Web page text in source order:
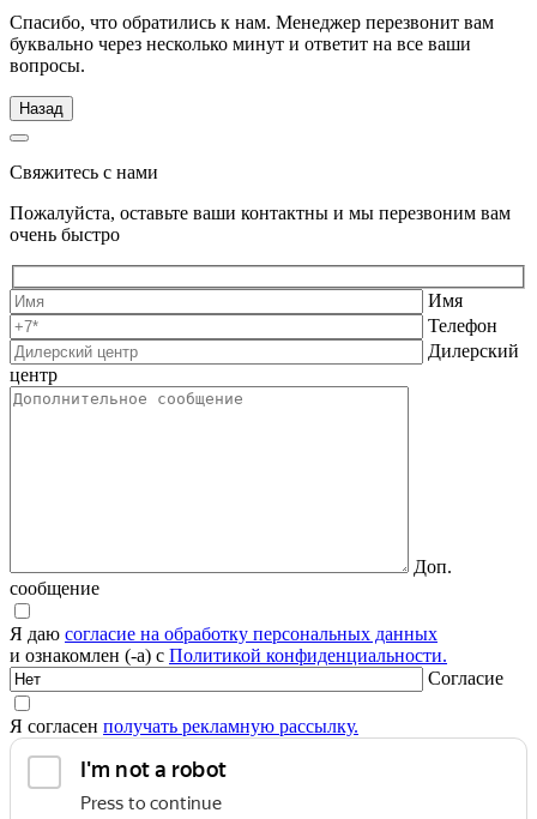
Спасибо, что обратились к нам. Менеджер перезвонит вам
буквально через несколько минут и ответит на все ваши
вопросы.
Назад
Свяжитесь с нами
Пожалуйста, оставьте ваши контактны и мы перезвоним вам
очень быстро
Имя
Телефон
Дилерский
центр
Доп.
сообщение
Я даю согласие на обработку персональных данных
и ознакомлен (-а) с Политикой конфиденциальности.
Согласие
Я согласен получать рекламную рассылку.